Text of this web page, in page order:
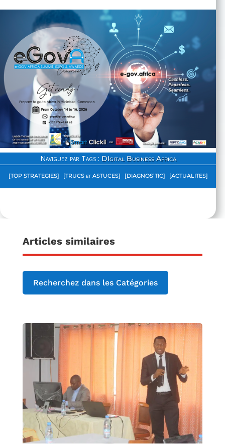
Naviguez par Tags : DIgital Business Africa
[TOP STRATEGIES] [TRUCS et ASTUCES] [DIAGNOS’TIC] [ACTUALITES]
Articles similaires
Recherchez dans les Catégories